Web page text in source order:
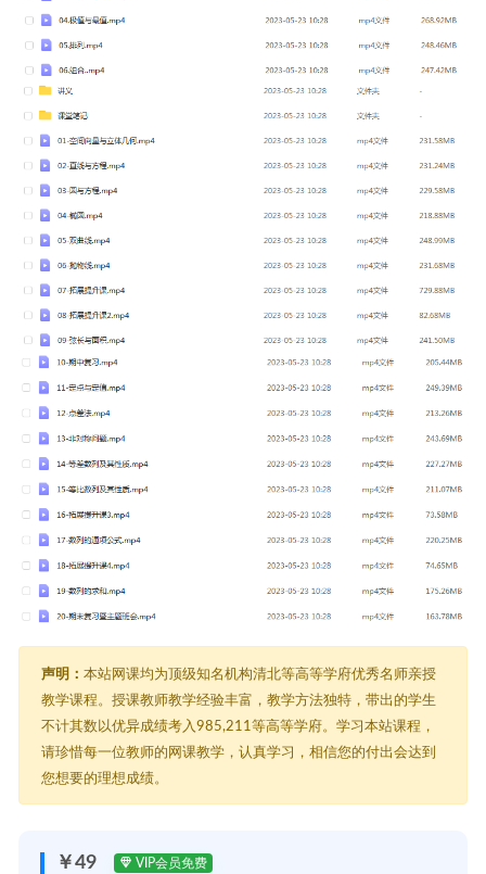
声明： 本站网课均为顶级知名机构清北等高等学府优秀名师亲授
教学课程。授课教师教学经验丰富，教学方法独特，带出的学生
不计其数以优异成绩考入985,211等高等学府。学习本站课程，
请珍惜每一位教师的网课教学，认真学习，相信您的付出会达到
您想要的理想成绩。
￥49 VIP会员免费